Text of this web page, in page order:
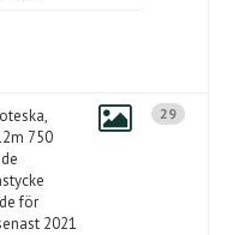
750
för
2021
29